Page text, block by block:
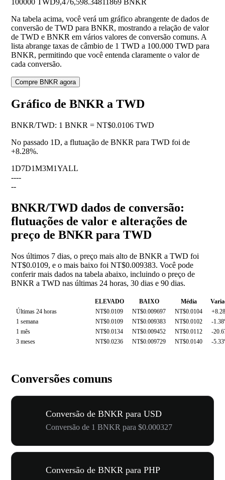
100000 TWD9,476,598.34811869 BNKR
Na tabela acima, você verá um gráfico abrangente de dados de
conversão de TWD para BNKR, mostrando a relação de valor
de TWD e BNKR em vários valores de conversão comuns. A
lista abrange taxas de câmbio de 1 TWD a 100.000 TWD para
BNKR, permitindo que você entenda claramente o valor de
cada conversão.
Compre BNKR agora
Gráfico de BNKR a TWD
BNKR/TWD: 1 BNKR = NT$0.0106 TWD
No passado 1D, a flutuação de BNKR para TWD foi de
+8.28%.
1D7D1M3M1YALL
----
--
BNKR/TWD dados de conversão:
flutuações de valor e alterações de
preço de BNKR para TWD
Nos últimos 7 dias, o preço mais alto de BNKR a TWD foi
NT$0.0109, e o mais baixo foi NT$0.009383. Você pode
conferir mais dados na tabela abaixo, incluindo o preço de
BNKR a TWD nas últimas 24 horas, 30 dias e 90 dias.
ELEVADO BAIXO Média
Últimas 24 horas
NT$0.0109 NT$0.009697 NT$0.0104
1 semana
NT$0.0109 NT$0.009383 NT$0.0102
-
1 mês
NT$0.0134 NT$0.009452 NT$0.0112
-
3 meses
NT$0.0236 NT$0.009729 NT$0.0140 -
Conversões comuns
Conversão de BNKR para USD
Conversão de 1 BNKR para $0.000327
Conversão de BNKR para PHP